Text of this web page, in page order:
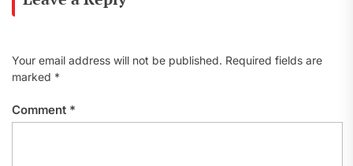
Your email address will not be published. Required fields are
marked *
Comment *